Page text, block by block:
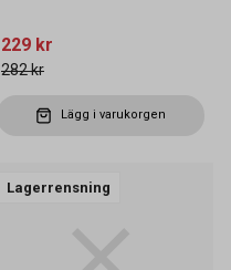
229 kr
282 kr
Lägg i varukorgen
Lagerrensning